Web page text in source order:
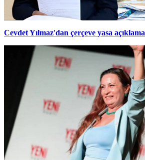
Cevdet Yılmaz'dan çerçeve yasa